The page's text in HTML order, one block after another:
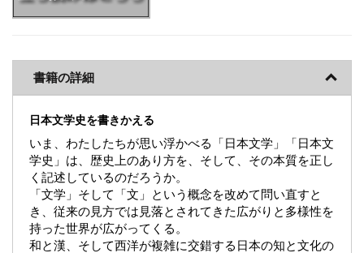
書籍の詳細
日本文学史を書きかえる
いま、わたしたちが思い浮かべる「日本文学」「日本文
学史」は、歴史上のあり方を、そして、その本質を正し
く記述しているのだろうか。
「文学」そして「文」という概念を改めて問い直すと
き、従来の見方では見落とされてきた広がりと多様性を
持った世界が広がってくる。
和と漢、そして西洋が複雑に交錯する日本の知と文化の